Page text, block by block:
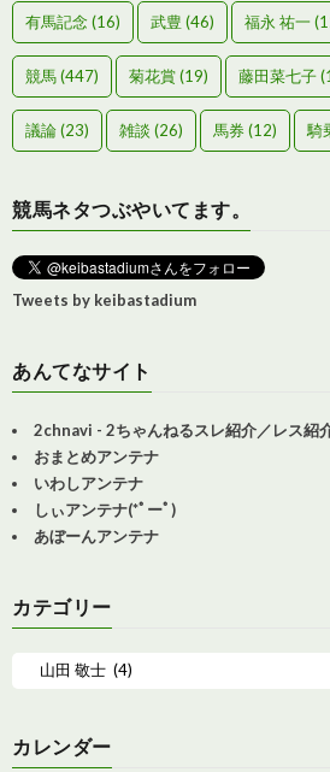
有馬記念(16) 武豊 (46) 福永 祐一
競馬(447) 菊花賞(19) 藤田菜七子
議論(23) 雑談 (26) 馬券(12) 騎
競馬ネタつぶやいてます。
Tweets by keibastadium
あんてなサイト
2chnavi - 2ちゃんねるスレ紹介／レス紹
おまとめアンテナ
いわしアンテナ
しぃアンテナ(*ﾟーﾟ)
あぼーんアンテナ
カテゴリー
カレンダー